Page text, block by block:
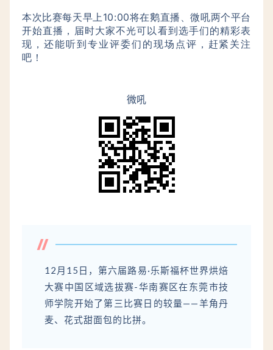
本次比赛每天早上10:00将在鹅直播、微吼两个平台
开始直播，届时大家不光可以看到选手们的精彩表
现，还能听到专业评委们的现场点评，赶紧关注
吧！
微吼
12月15日，第六届路易·乐斯福杯世界烘焙
大赛中国区域选拔赛-华南赛区在东莞市技
师学院开始了第三比赛日的较量——羊角丹
麦、花式甜面包的比拼。